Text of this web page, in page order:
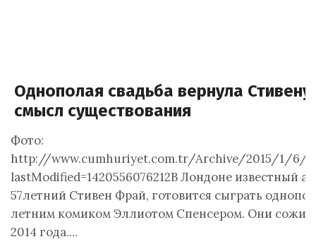
Однополая свадьба вернула
смысл существования
Фото:
http://www.cumhuriyet.com.tr/Archive/2015/1/6/
lastModified=1420556076212В Лондоне известный
57летний Стивен Фрай, готовится сыграть
летним комиком Эллиотом Спенсером. Они
2014 года.…